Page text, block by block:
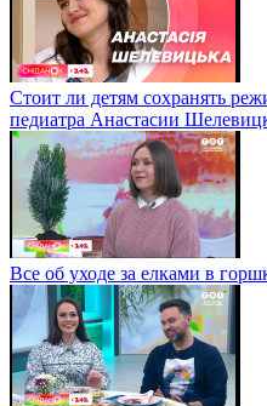
Стоит ли детям сохранять
педиатра Анастасии
Все об уходе за елками в